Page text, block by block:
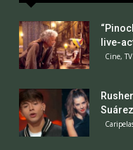
live-
Cine,